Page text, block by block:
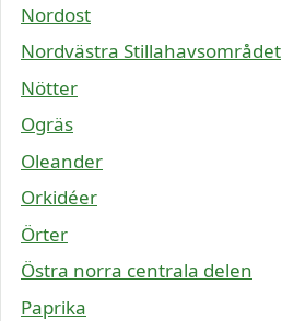
Nordost
Nordvästra Stillahavsområdet
Nötter
Ogräs
Oleander
Orkidéer
Örter
Östra norra centrala delen
Paprika